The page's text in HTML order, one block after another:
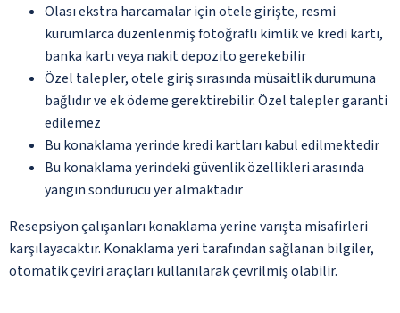
Olası ekstra harcamalar için otele girişte, resmi
kurumlarca düzenlenmiş fotoğraflı kimlik ve kredi kartı,
banka kartı veya nakit depozito gerekebilir
Özel talepler, otele giriş sırasında müsaitlik durumuna
bağlıdır ve ek ödeme gerektirebilir. Özel talepler garanti
edilemez
Bu konaklama yerinde kredi kartları kabul edilmektedir
Bu konaklama yerindeki güvenlik özellikleri arasında
yangın söndürücü yer almaktadır
Resepsiyon çalışanları konaklama yerine varışta misafirleri
karşılayacaktır. Konaklama yeri tarafından sağlanan bilgiler,
otomatik çeviri araçları kullanılarak çevrilmiş olabilir.